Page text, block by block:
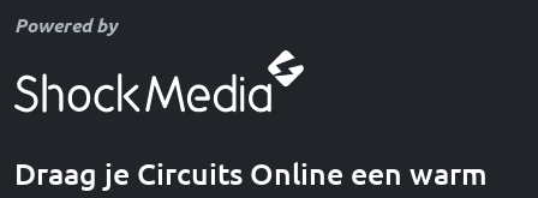
Powered by
Draag je Circuits Online een warm